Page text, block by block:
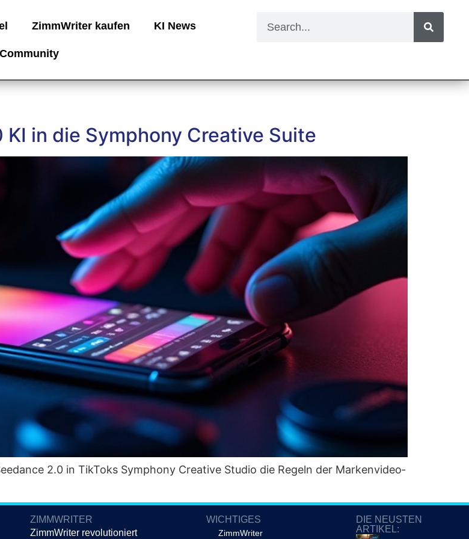
ZimmWriter kaufen KI News
in die Symphony Creative Suite
2.0 in Tik­Toks Sym­pho­ny Crea­ti­ve Stu­dio die Regeln der Mar­ken­vi­deo­
ZIMMWRITER
ZimmWriter revolutioniert
WICHTIGES
ZimmWriter
DIE NEUSTEN
ARTIKEL: